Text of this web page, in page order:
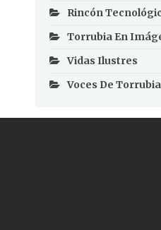
Rincón
Torrubia En
Vidas Ilustres
Voces De Torrubia